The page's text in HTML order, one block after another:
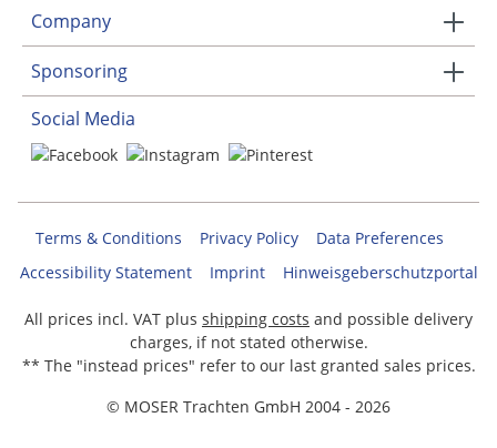
Company
Sponsoring
Social Media
Terms & Conditions Privacy Policy
Data Preferences
Accessibility Statement
Imprint Hinweisgeberschutzportal
All prices incl. VAT plus shipping costs and possible delivery
charges, if not stated otherwise.
** The "instead prices" refer to our last granted sales prices.
© MOSER Trachten GmbH 2004 - 2026